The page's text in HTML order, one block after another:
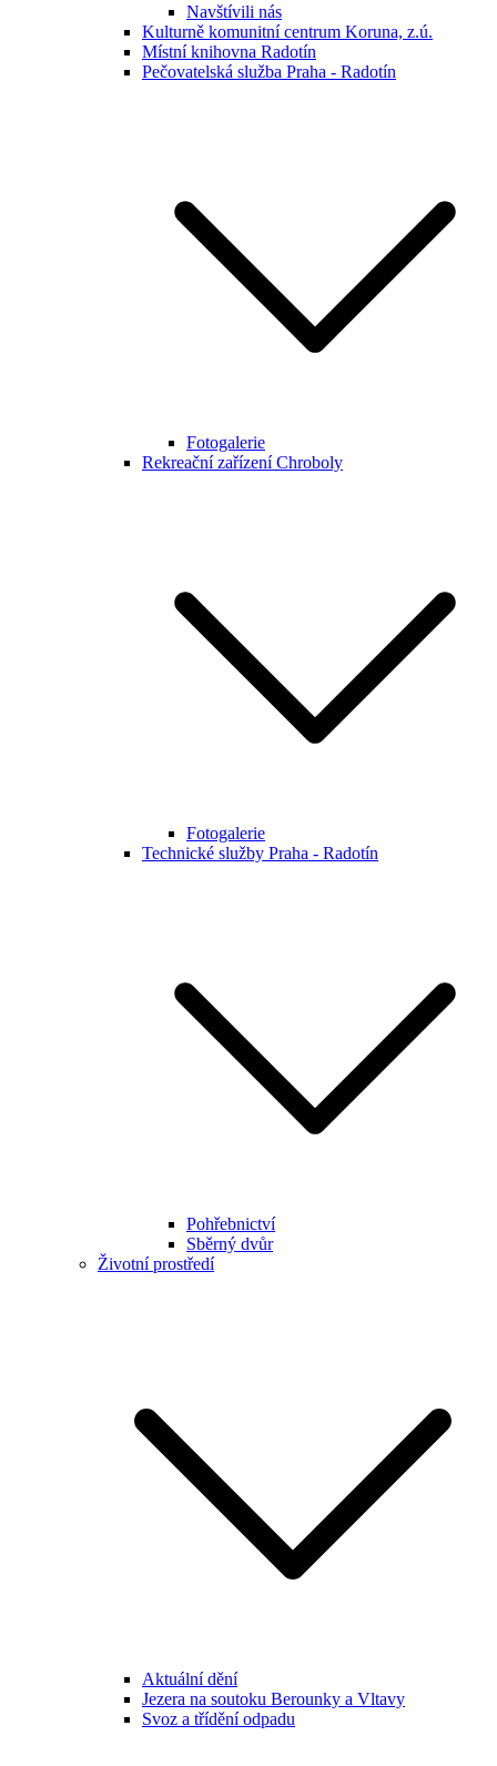
Navštívili nás
Kulturně komunitní centrum Koruna, z.ú.
Místní knihovna Radotín
Pečovatelská služba Praha - Radotín
Fotogalerie
Rekreační zařízení Chroboly
Fotogalerie
Technické služby Praha - Radotín
Pohřebnictví
Sběrný dvůr
Životní prostředí
Aktuální dění
Jezera na soutoku Berounky a Vltavy
Svoz a třídění odpadu